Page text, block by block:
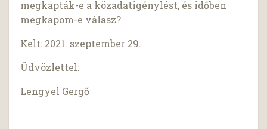
megkapták-e a közadatigénylést, és időben
megkapom-e válasz?
Kelt: 2021. szeptember 29.
Üdvözlettel:
Lengyel Gergő